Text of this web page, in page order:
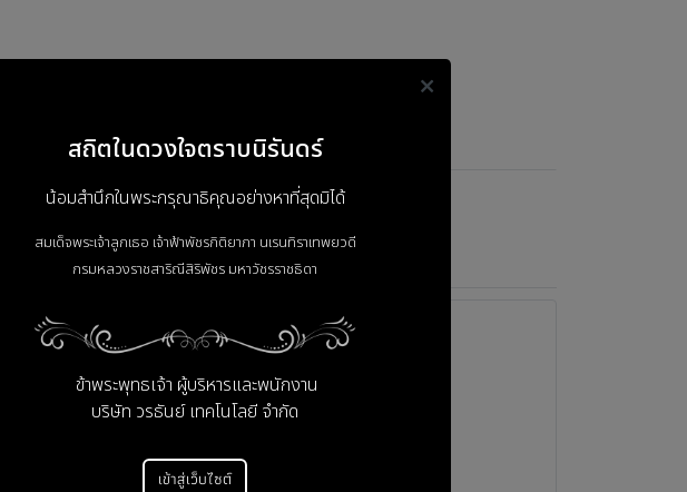
นค้า
งความคิดเห็น
สถิตในดวงใจตราบนิรันดร์
น้อมสำนึกในพระกรุณาธิคุณอย่างหาที่สุดมิได้
สมเด็จพระเจ้าลูกเธอ เจ้าฟ้าพัชรกิติยาภา นเรนทิราเทพยวดี
กรมหลวงราชสาริณีสิริพัชร มหาวัชรราชธิดา
ข้าพระพุทธเจ้า ผู้บริหารและพนักงาน
บริษัท วรธันย์ เทคโนโลยี จำกัด
เข้าสู่เว็บไซต์